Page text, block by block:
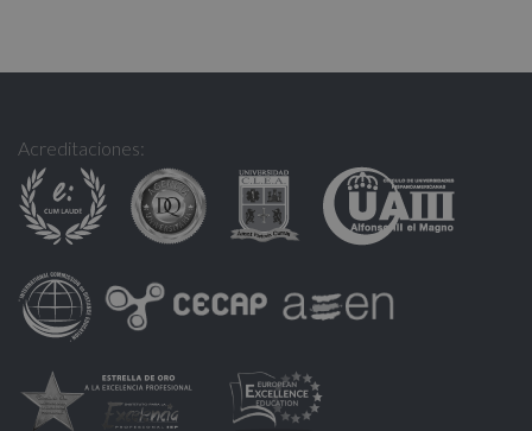
Acreditaciones: